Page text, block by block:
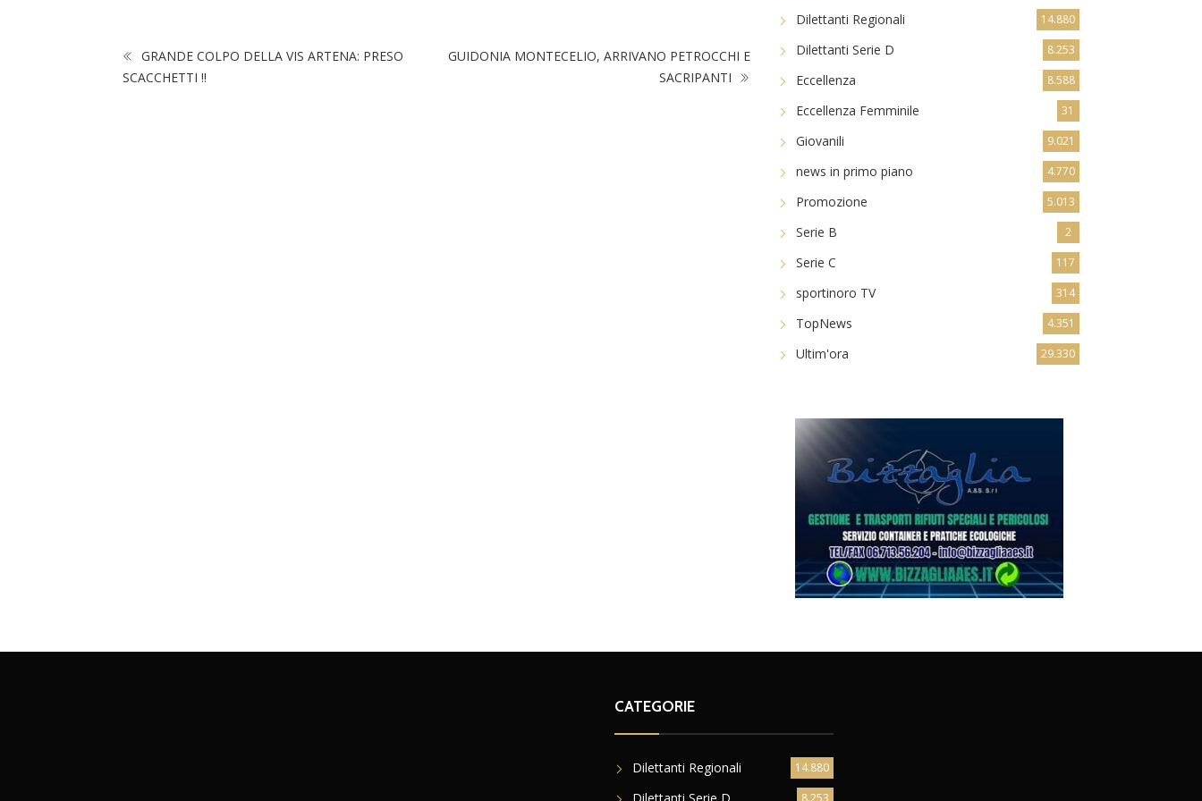
GRANDE COLPO DELLA VIS ARTENA: PRESO
SCACCHETTI !!
GUIDONIA MONTECELIO, ARRIVANO PETROCCHI E
SACRIPANTI
Dilettanti Regionali 14.880
Dilettanti Serie D 8.253
Eccellenza 8.588
Eccellenza Femminile 31
Giovanili 9.021
news in primo piano 4.770
Promozione 5.013
Serie B 2
Serie C 117
sportinoro TV 314
TopNews 4.351
Ultim'ora 29.330
CATEGORIE
Dilettanti Regionali 14.880
8.253